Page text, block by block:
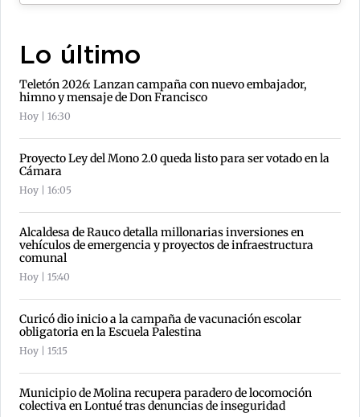
Lo último
Teletón 2026: Lanzan campaña con nuevo embajador,
himno y mensaje de Don Francisco
Hoy | 16:30
Proyecto Ley del Mono 2.0 queda listo para ser votado en la
Cámara
Hoy | 16:05
Alcaldesa de Rauco detalla millonarias inversiones en
vehículos de emergencia y proyectos de infraestructura
comunal
Hoy | 15:40
Curicó dio inicio a la campaña de vacunación escolar
obligatoria en la Escuela Palestina
Hoy | 15:15
Municipio de Molina recupera paradero de locomoción
colectiva en Lontué tras denuncias de inseguridad